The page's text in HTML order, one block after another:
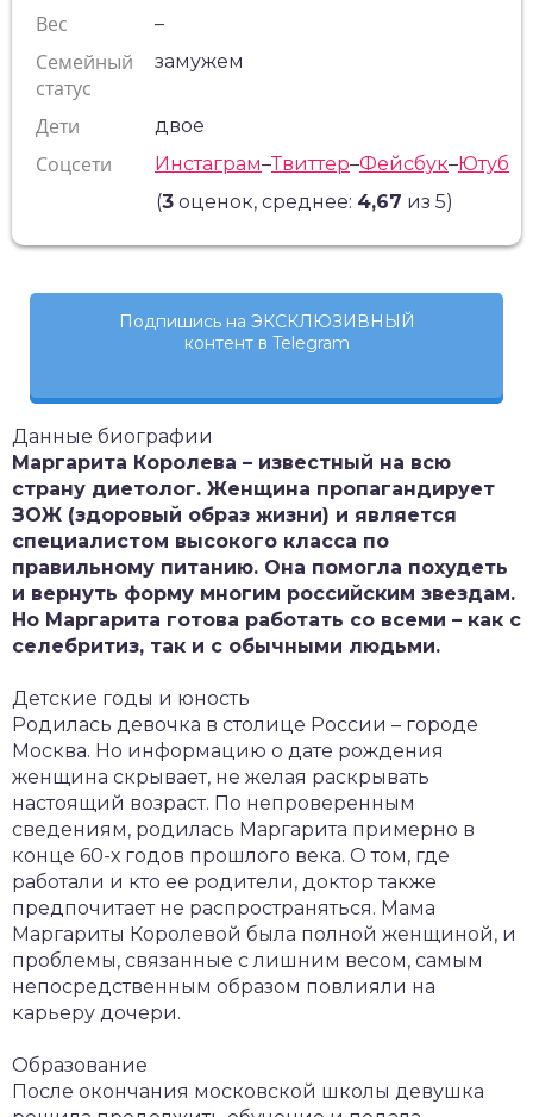
Вес –
Семейный
статус
замужем
Дети двое
Соцсети Инстаграм–Твиттер–Фейсбук–Ютуб
(3 оценок, среднее: 4,67 из 5)
Подпишись на ЭКСКЛЮЗИВНЫЙ
контент в Telegram
Данные биографии
Маргарита Королева – известный на всю
страну диетолог. Женщина пропагандирует
ЗОЖ (здоровый образ жизни) и является
специалистом высокого класса по
правильному питанию. Она помогла похудеть
и вернуть форму многим российским звездам.
Но Маргарита готова работать со всеми – как с
селебритиз, так и с обычными людьми.
Детские годы и юность
Родилась девочка в столице России – городе
Москва. Но информацию о дате рождения
женщина скрывает, не желая раскрывать
настоящий возраст. По непроверенным
сведениям, родилась Маргарита примерно в
конце 60-х годов прошлого века. О том, где
работали и кто ее родители, доктор также
предпочитает не распространяться. Мама
Маргариты Королевой была полной женщиной, и
проблемы, связанные с лишним весом, самым
непосредственным образом повлияли на
карьеру дочери.
Образование
После окончания московской школы девушка